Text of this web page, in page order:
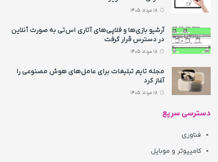
آرشیو بازی‌ها و فلاپی‌های آتاری اس‌تی به‌ صورت آنلاین
در دسترس قرار گرفت
مجله تایم تبلیغات برای عامل‌های هوش مصنوعی را
آغاز کرد
دسترسی سریع
فناوری
کامپیوتر و موبایل